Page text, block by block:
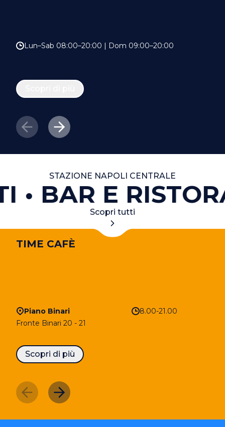
Lun–Sab 08:00–20:00 | Dom 09:00–20:00
STAZIONE NAPOLI CENTRALE
BAR E
Scopri tutti
TIME CAFÈ
Piano Binari
8.00-21.00
Fronte Binari 20 - 21
Scopri di più